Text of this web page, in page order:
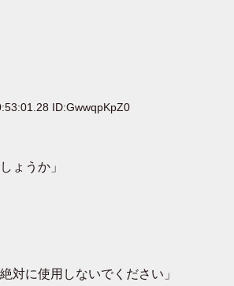
ID:GwwqpKpZ0
ょうか」
対に使用しないでください」